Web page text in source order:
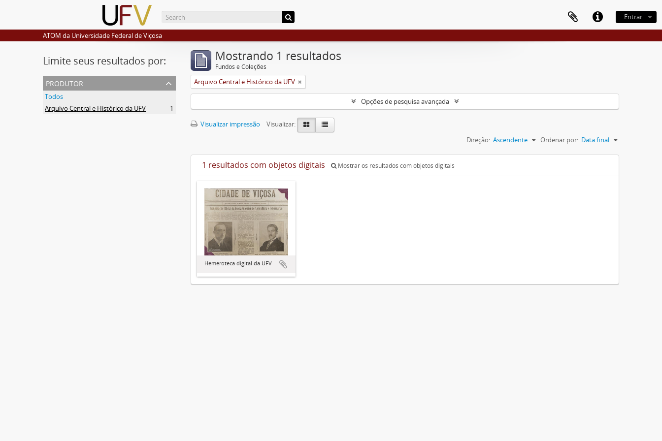
Entrar
ATOM da Universidade Federal de Viçosa
Limite seus resultados por:
produtor
Todos
Arquivo Central e Histórico da UFV
1
Mostrando 1 resultados
Fundos e Coleções
Arquivo Central e Histórico da UFV
Opções de pesquisa avançada
Visualizar impressão
Visualizar:
Ordenar por: Data final
Direção: Ascendente
1 resultados com objetos digitais Mostrar os resultados com objetos digitais
Hemeroteca digital da UFV